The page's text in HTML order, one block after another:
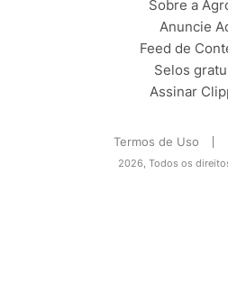
Sobre a
Anuncie
Feed de
Selos
Assinar
Termos de Uso
2026, Todos os